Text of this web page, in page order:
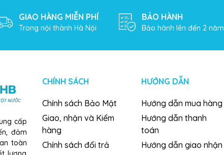
GIAO HÀNG MIỄN PHÍ
Trong nội thành Hà Nội
BẢO HÀNH
Bảo hành lên đến 2 năm
cấp
đảm
toàn
CHÍNH SÁCH
Chính sách Bảo Mật
Giao, nhận và Kiểm
hàng
Chính sách đổi trả
HƯỚNG DẪN
Hướng dẫn mua hàng
Hướng dẫn thanh
toán
Hướng dẫn giao nhận